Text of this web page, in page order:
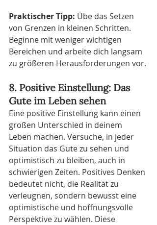
Praktischer Tipp: Übe das Setzen
von Grenzen in kleinen Schritten.
Beginne mit weniger wichtigen
Bereichen und arbeite dich langsam
zu größeren Herausforderungen vor.
8. Positive Einstellung: Das
Gute im Leben sehen
Eine positive Einstellung kann einen
großen Unterschied in deinem
Leben machen. Versuche, in jeder
Situation das Gute zu sehen und
optimistisch zu bleiben, auch in
schwierigen Zeiten. Positives Denken
bedeutet nicht, die Realität zu
verleugnen, sondern bewusst eine
optimistische und hoffnungsvolle
Perspektive zu wählen. Diese